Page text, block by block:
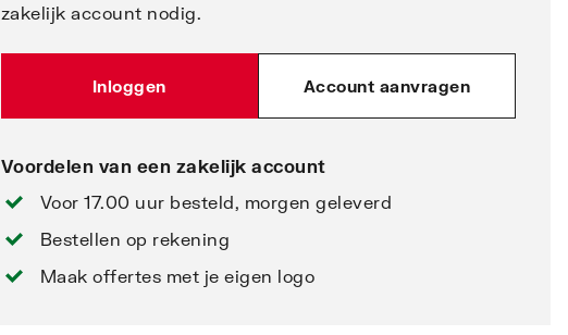
zakelijk account nodig.
Inloggen Account aanvragen
Voordelen van een zakelijk account
Voor 17.00 uur besteld, morgen geleverd
Bestellen op rekening
Maak offertes met je eigen logo